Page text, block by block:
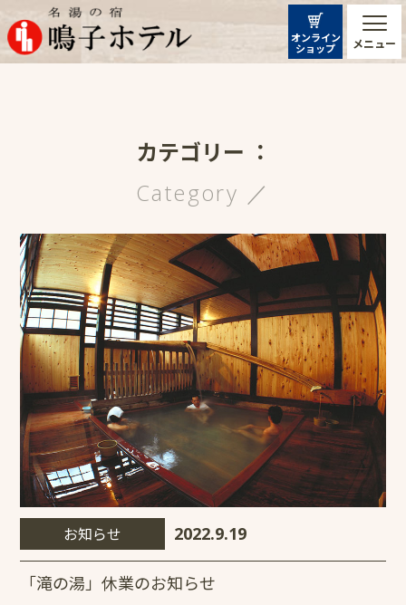
メニュー
オンライン
ショップ
カテゴリー ：
Category ／
お知らせ 2022.9.19
「滝の湯」休業のお知らせ